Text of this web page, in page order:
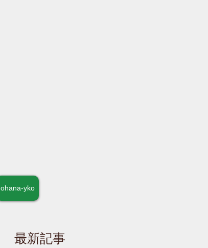
ohana-yko
最新記事